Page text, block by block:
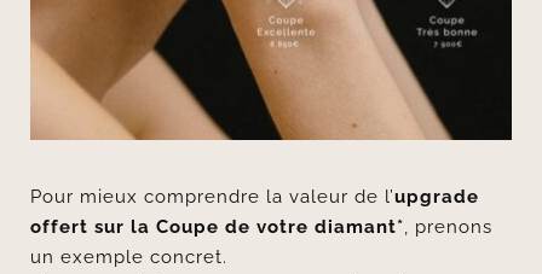
Pour mieux comprendre la valeur de l’upgrade
offert sur la Coupe de votre diamant*, prenons
un exemple concret.